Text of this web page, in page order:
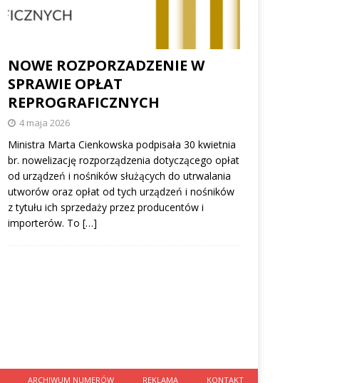
NOWE ROZPORZADZENIE W
SPRAWIE OPŁAT
REPROGRAFICZNYCH
4 maja 2026
Ministra Marta Cienkowska podpisała 30 kwietnia
br. nowelizację rozporządzenia dotyczącego opłat
od urządzeń i nośników służących do utrwalania
utworów oraz opłat od tych urządzeń i nośników
z tytułu ich sprzedaży przez producentów i
importerów. To […]
ARCHIWUM NUMERÓW REKLAMA KONTAKT